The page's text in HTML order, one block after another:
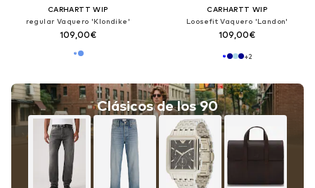
CARHARTT WIP
regular Vaquero 'Klondike'
109,00€
Clásicos de los 90
CARHARTT WIP
Loosefit Vaquero 'Landon'
109,00€
+2